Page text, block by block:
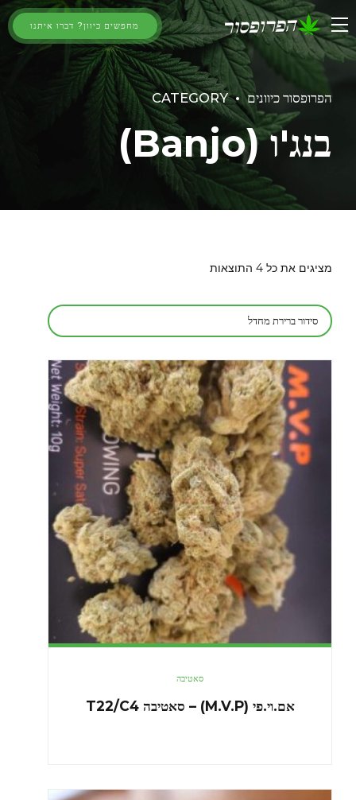
מחפשים כיוון? דברו איתנו
הפרופסור כיוונים CATEGORY
בנג'ו (Banjo)
מציגים את כל ⁦4⁩ התוצאות
סאטיבה
אם.וי.פי (M.V.P) – סאטיבה T22/C4